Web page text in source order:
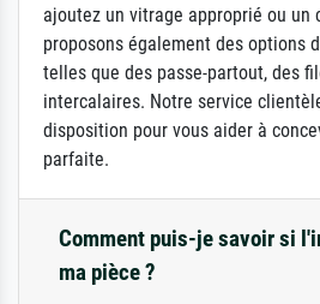
ajoutez un vitrage approprié ou un
proposons également des options
telles que des passe-partout, des
intercalaires. Notre service
disposition pour vous aider à
parfaite.
Comment puis-je savoir si
ma pièce ?